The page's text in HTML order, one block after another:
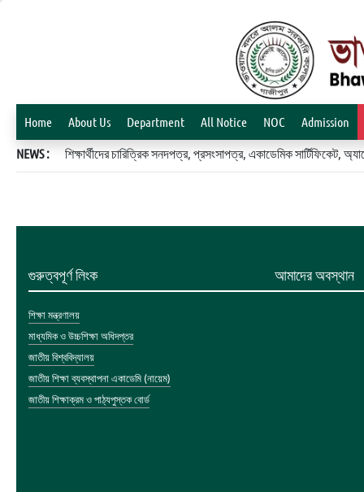
Home About Us Department All Notice NOC Admission
NEWS : শিক্ষার্থীদের চারিত্রিক সনদপত্র, প্রসংসাপত্র, একাডেমিক
গুরুত্বপূর্ণ লিংক
শিক্ষা মন্ত্রণালয়
মাধ্যমিক ও উচ্চশিক্ষা অধিদপ্তর
জাতীয় বিশ্ববিদ্যালয়
জাতীয় শিক্ষা ব্যবস্থাপনা একাডেমি (নায়েম)
জাতীয় শিক্ষাক্রম ও পাঠ্যপুস্তক বোর্ড
আমাদের অবস্থান